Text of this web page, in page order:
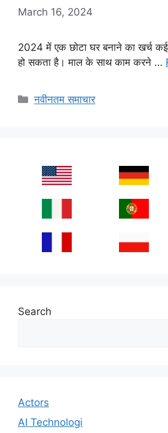
March 16, 2024
2024 में एक छोटा घर बनाने का खर्च
हो सकता है। माल के साथ काम करने …
Categories
नवीनतम समाचार
Search
Actors
AI Technologi